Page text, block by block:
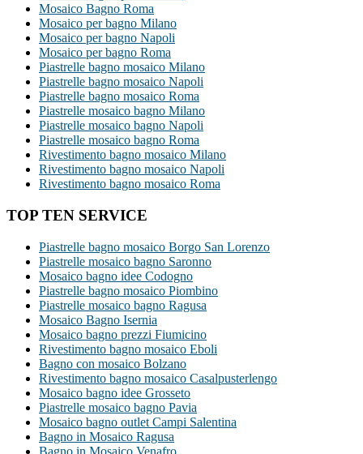
Mosaico Bagno Roma
Mosaico per bagno Milano
Mosaico per bagno Napoli
Mosaico per bagno Roma
Piastrelle bagno mosaico Milano
Piastrelle bagno mosaico Napoli
Piastrelle bagno mosaico Roma
Piastrelle mosaico bagno Milano
Piastrelle mosaico bagno Napoli
Piastrelle mosaico bagno Roma
Rivestimento bagno mosaico Milano
Rivestimento bagno mosaico Napoli
Rivestimento bagno mosaico Roma
TOP TEN SERVICE
Piastrelle bagno mosaico Borgo San Lorenzo
Piastrelle mosaico bagno Saronno
Mosaico bagno idee Codogno
Piastrelle bagno mosaico Piombino
Piastrelle mosaico bagno Ragusa
Mosaico Bagno Isernia
Mosaico bagno prezzi Fiumicino
Rivestimento bagno mosaico Eboli
Bagno con mosaico Bolzano
Rivestimento bagno mosaico Casalpusterlengo
Mosaico bagno idee Grosseto
Piastrelle mosaico bagno Pavia
Mosaico bagno outlet Campi Salentina
Bagno in Mosaico Ragusa
Bagno in Mosaico Venafro